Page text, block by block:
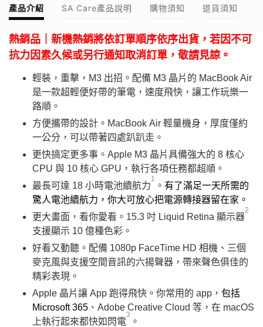
產品介紹 SA Care產品說明 購物須知 退貨須知
熱銷品｜新機熱銷將依訂單順序依序出貨，若因不可
抗力因素久候或另行通知取消訂單，敬請見諒。
輕裝，重擊，M3 出招。配備 M3 晶片的 MacBook Air
是一款超輕便好帶的筆電，速度飛快，讓工作玩樂一
路順。
方便攜帶的設計。MacBook Air 輕量機身，厚度僅約
一公分，可以帶著四處趴趴走。
更快搞定更多事。Apple M3 晶片具備強大的 8 核心
CPU 與 10 核心 GPU，執行各項任務都超順。
最長可達 18 小時電池續航力
1
。 有了滿足一天所需的
驚人電池續航力，你大可放心把電源轉接器留在家。
更大畫面，看你愛看。15.3 吋 Liquid Retina 顯示器
2
支援顯示 10 億種色彩。
好看又動聽。配備 1080p FaceTime HD 相機、三個
麥克風與支援空間音訊的六揚聲器，帶來聲色俱佳的
精彩表現。
Apple 晶片讓 App 跑得飛快。你常用的 app， 包括
Microsoft 365 、Adobe Creative Cloud 等，在 macOS
上執行起來都快如閃電
3
。